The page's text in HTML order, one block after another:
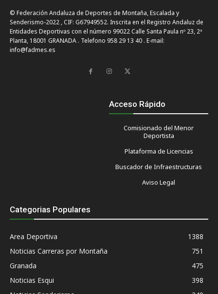
© Federación Andaluza de Deportes de Montaña, Escalada y
Senderismo-2022 , CIF: G67949552. Inscrita en el Registro Andaluz de
Entidades Deportivas con el número 99022 Calle Santa Paula nº 23, 2ª
Planta, 18001 GRANADA . Telefono 958 29 13 40 . E-mail:
info@fadmes.es
Acceso Rápido
Comisionado del Menor
Deportista
Plataforma de Licencias
Buscador de Infraestructuras
Aviso Legal
Categorias Populares
Area Deportiva
1388
Noticias Carreras por Montaña
751
Granada
475
Noticias Esqui
398